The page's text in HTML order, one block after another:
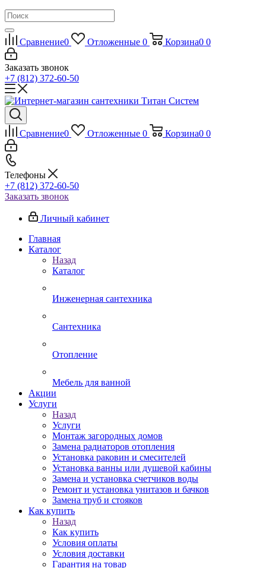
Сравнение0 Отложенные 0 Корзина0 0
Заказать звонок
+7 (812) 372-60-50
Сравнение0 Отложенные 0 Корзина0 0
Телефоны
+7 (812) 372-60-50
Заказать звонок
Личный кабинет
Главная
Каталог
Назад
Каталог
Инженерная сантехника
Сантехника
Отопление
Мебель для ванной
Акции
Услуги
Назад
Услуги
Монтаж загородных домов
Замена радиаторов отопления
Установка раковин и смесителей
Установка ванны или душевой кабины
Замена и установка счетчиков воды
Ремонт и установка унитазов и бачков
Замена труб и стояков
Как купить
Назад
Как купить
Условия оплаты
Условия доставки
Гарантия на товар